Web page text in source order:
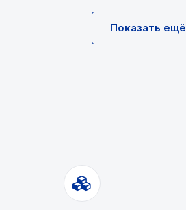
Показать ещё